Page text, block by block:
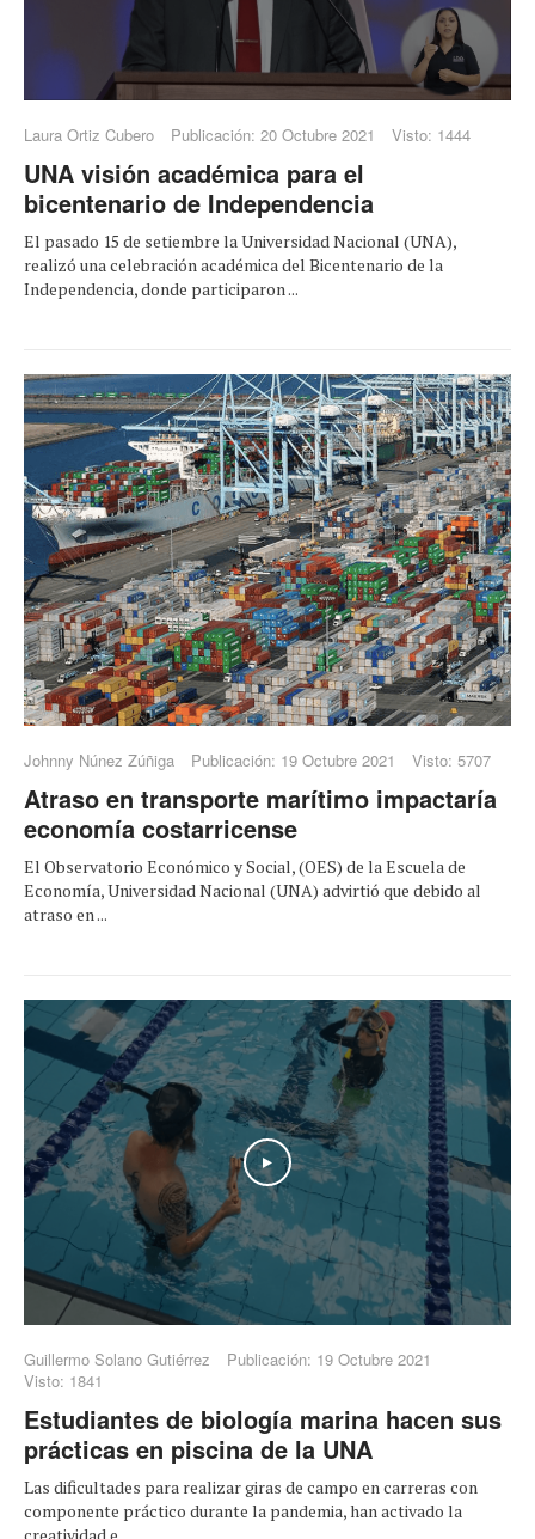
Laura Ortiz Cubero Publicación: 20 Octubre 2021 Visto: 1444
UNA visión académica para el
bicentenario de Independencia
El pasado 15 de setiembre la Universidad Nacional (UNA),
realizó una celebración académica del Bicentenario de la
Independencia, donde participaron ...
Johnny Núnez Zúñiga Publicación: 19 Octubre 2021 Visto: 5707
Atraso en transporte marítimo impactaría
economía costarricense
El Observatorio Económico y Social, (OES) de la Escuela de
Economía, Universidad Nacional (UNA) advirtió que debido al
atraso en ...
Play
Guillermo Solano Gutiérrez
Publicación: 19 Octubre 2021
Visto: 1841
Estudiantes de biología marina hacen sus
prácticas en piscina de la UNA
Las dificultades para realizar giras de campo en carreras con
componente práctico durante la pandemia, han activado la